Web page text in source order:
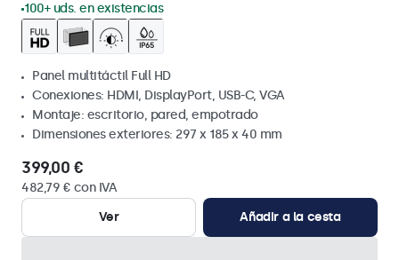
100+ uds. en existencias
Panel multitáctil Full HD
Conexiones: HDMI, DisplayPort, USB-C, VGA
Montaje: escritorio, pared, empotrado
Dimensiones exteriores: 297 x 185 x 40 mm
399,00 €
482,79 € con IVA
Ver
Añadir a la cesta